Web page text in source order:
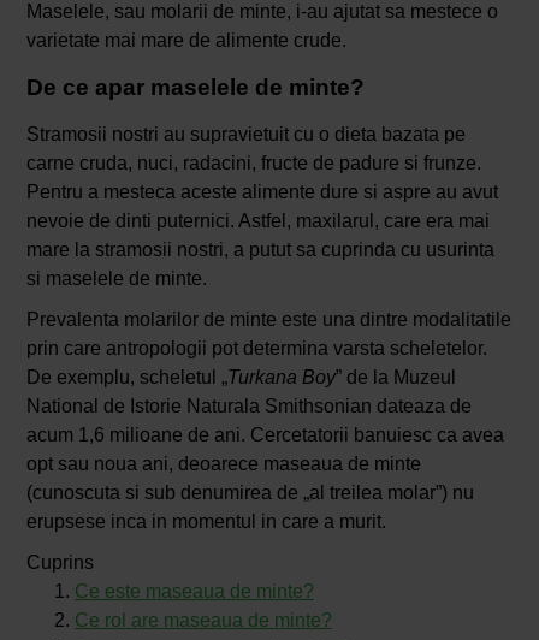
Maselele, sau molarii de minte, i-au ajutat sa mestece o
varietate mai mare de alimente crude.
De ce apar maselele de minte?
Stramosii nostri au supravietuit cu o dieta bazata pe
carne cruda, nuci, radacini, fructe de padure si frunze.
Pentru a mesteca aceste alimente dure si aspre au avut
nevoie de dinti puternici. Astfel, maxilarul, care era mai
mare la stramosii nostri, a putut sa cuprinda cu usurinta
si maselele de minte.
Prevalenta molarilor de minte este una dintre modalitatile
prin care antropologii pot determina varsta scheletelor.
De exemplu, scheletul „Turkana Boy” de la Muzeul
National de Istorie Naturala Smithsonian dateaza de
acum 1,6 milioane de ani. Cercetatorii banuiesc ca avea
opt sau noua ani, deoarece maseaua de minte
(cunoscuta si sub denumirea de „al treilea molar”) nu
erupsese inca in momentul in care a murit.
Cuprins
Ce este maseaua de minte?
Ce rol are maseaua de minte?